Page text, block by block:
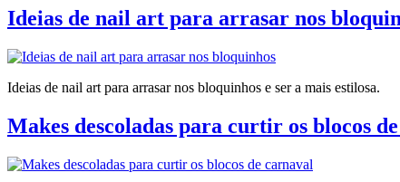
Ideias de nail art para arrasar nos
Ideias de nail art para arrasar nos bloquinhos e ser a mais estilosa.
Makes descoladas para curtir os blocos